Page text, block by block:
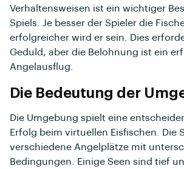
Verhaltensweisen ist ein wichtiger
Spiels. Je besser der Spieler die
erfolgreicher wird er sein. Dies
Geduld, aber die Belohnung ist ein
Angelausflug.
Die Bedeutung der
Die Umgebung spielt eine
Erfolg beim virtuellen Eisfischen. Die
verschiedene Angelplätze mit
Bedingungen. Einige Seen sind tief